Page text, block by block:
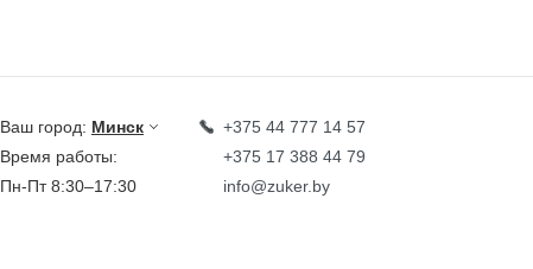
Ваш город: Минск
Время работы:
Пн-Пт 8:30–17:30
+375 44 777 14 57
+375 17 388 44 79
info@zuker.by